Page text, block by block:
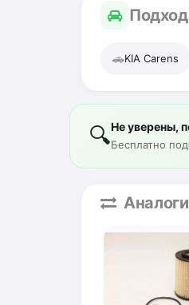
🚗KIA Carens
🔍Не уверены,
Бесплатно
Аналоги